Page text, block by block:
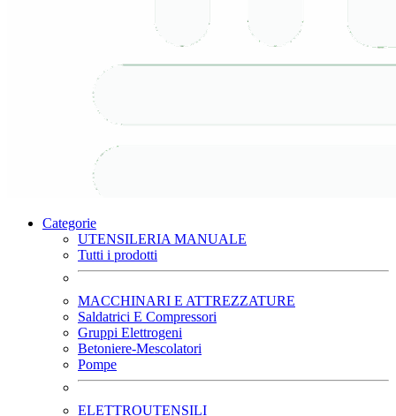
Categorie
UTENSILERIA MANUALE
Tutti i prodotti
MACCHINARI E ATTREZZATURE
Saldatrici E Compressori
Gruppi Elettrogeni
Betoniere-Mescolatori
Pompe
ELETTROUTENSILI